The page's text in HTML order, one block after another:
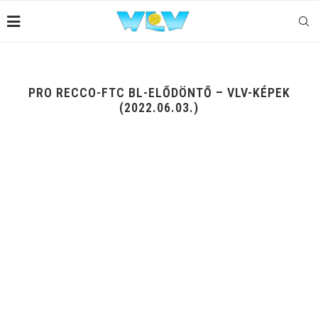
PRO RECCO-FTC BL-ELŐDÖNTŐ – VLV-KÉPEK
(2022.06.03.)